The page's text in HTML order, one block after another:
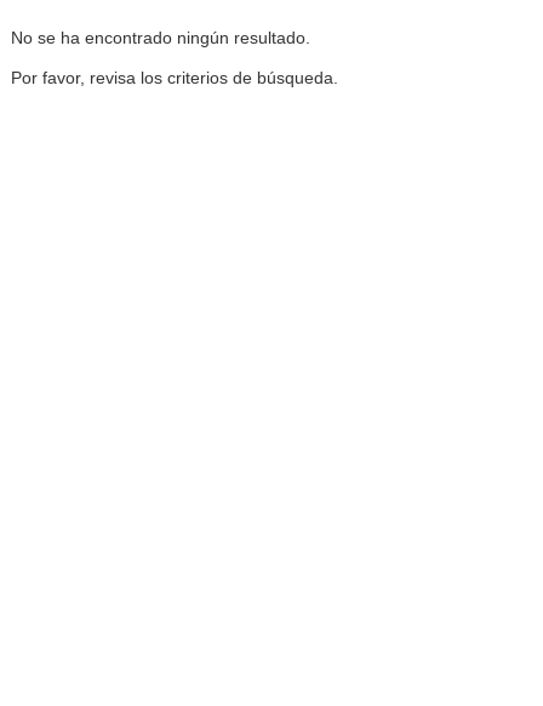
No se ha encontrado ningún resultado.
Por favor, revisa los criterios de búsqueda.